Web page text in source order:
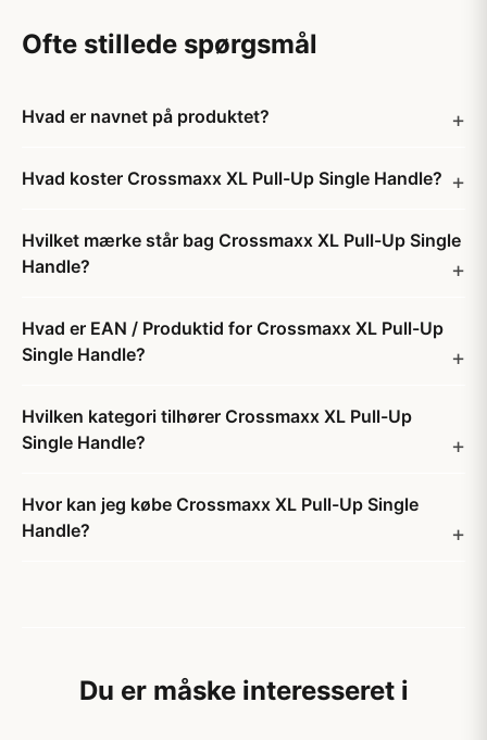
Ofte stillede spørgsmål
Hvad er navnet på produktet?
Hvad koster Crossmaxx XL Pull-Up Single Handle?
Hvilket mærke står bag Crossmaxx XL Pull-Up Single
Handle?
Hvad er EAN / Produktid for Crossmaxx XL Pull-Up
Single Handle?
Hvilken kategori tilhører Crossmaxx XL Pull-Up
Single Handle?
Hvor kan jeg købe Crossmaxx XL Pull-Up Single
Handle?
Du er måske interesseret i